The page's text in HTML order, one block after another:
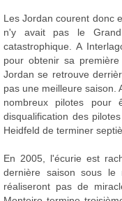
Les Jordan courent donc
n'y avait pas le
catastrophique. A
pour obtenir sa
Jordan se retrouve
pas une meilleure saison.
nombreux pilotes pour
disqualification des
Heidfeld de terminer
En 2005, l'écurie est
dernière saison sous le
réaliseront pas de